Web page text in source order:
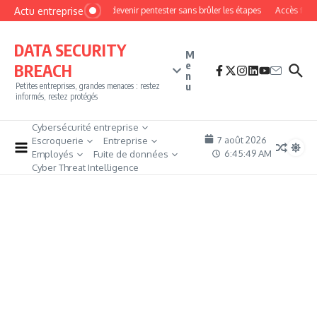
Aller au contenu
Actu entrepriseComment devenir pentester sans brûler les étapes Accès
DATA SECURITY
BREACH
Petites entreprises, grandes menaces : restez
informés, restez protégés
M
e
n
u
Cybersécurité entreprise
Escroquerie
Entreprise
Employés
Fuite de données
Cyber Threat Intelligence
7 août 2026
6:45:50 AM